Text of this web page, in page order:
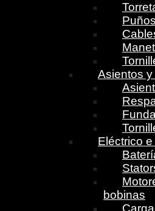
Puños
Asientos
Eléctrico
bobinas